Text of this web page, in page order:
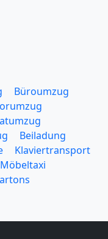
Büroumzug
Beiladung
Klaviertransport
Möbeltaxi